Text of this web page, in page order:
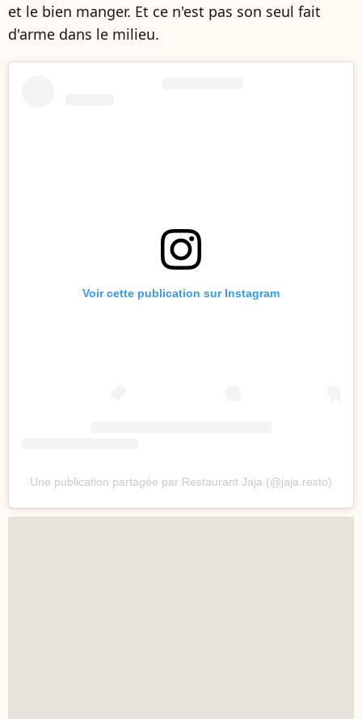
et le bien manger. Et ce n'est pas son seul fait
d'arme dans le milieu.
Voir cette publication sur Instagram
Une publication partagée par Restaurant Jaja (@jaja.resto)